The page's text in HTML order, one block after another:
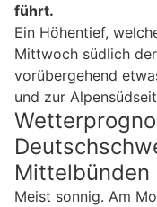
führt.
Ein Höhentief,
Mittwoch südlich
vorübergehend
und zur
Mittelbünden
Meist sonnig. Am